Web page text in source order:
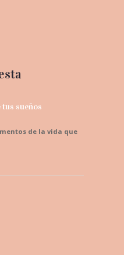
sueños
de la vida que